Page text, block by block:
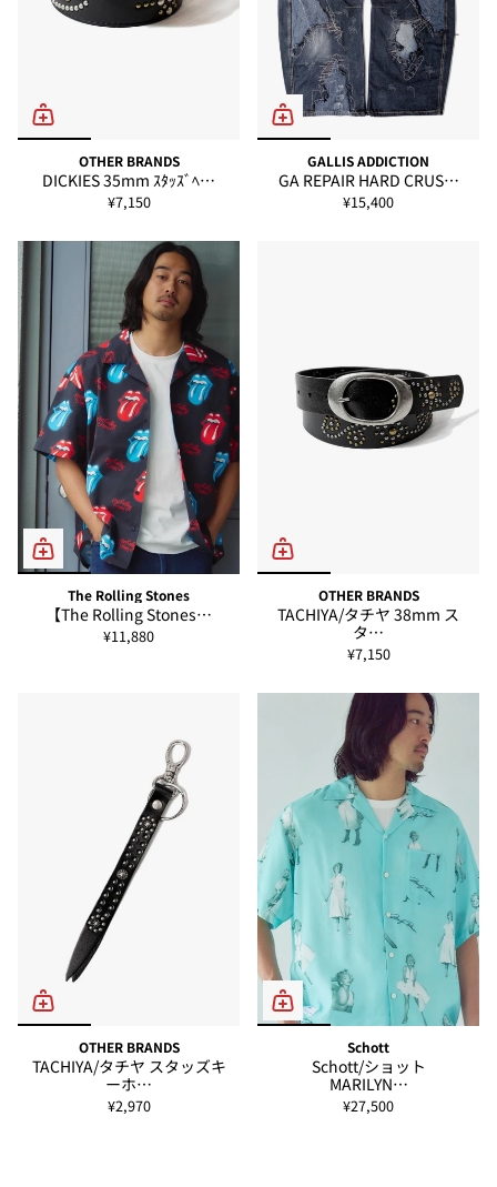
OTHER BRANDS
DICKIES 35mm ｽﾀｯｽﾞﾍ…
¥7,150
GALLIS ADDICTION
GA REPAIR HARD CRUS…
¥15,400
The Rolling Stones
【The Rolling Stones…
¥11,880
OTHER BRANDS
TACHIYA/タチヤ 38mm ス
タ…
¥7,150
OTHER BRANDS
TACHIYA/タチヤ スタッズキ
ーホ…
¥2,970
Schott
Schott/ショット
MARILYN…
¥27,500